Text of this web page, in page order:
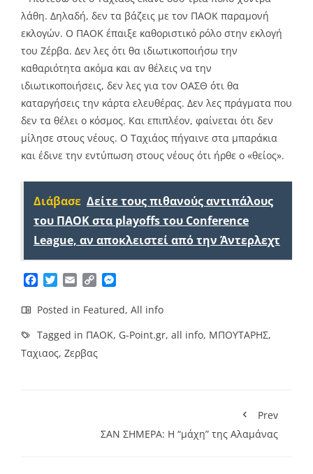
λάθη. Δηλαδή, δεν τα βάζεις με τον ΠΑΟΚ παραμονή
εκλογών. Ο ΠΑΟΚ έπαιξε καθοριστικό ρόλο στην εκλογή
του Ζέρβα. Δεν λες ότι θα ιδιωτικοποιήσω την
καθαριότητα ακόμα και αν θέλεις να την
ιδιωτικοποιήσεις, δεν λες για τον ΟΑΣΘ ότι θα
καταργήσεις την κάρτα ελευθέρας. Δεν λες πράγματα που
δεν τα θέλει ο κόσμος. Και επιπλέον, φαίνεται ότι δεν
μίλησε στους νέους. Ο Ταχιάος πήγαινε στα μπαράκια
και έδινε την εντύπωση στους νέους ότι ήρθε ο «θείος».
Διάβασε Δείτε τους πιθανούς αντιπάλους
του ΠΑΟΚ στα playoffs του Conference
League, αν αποκλειστεί από την Άντερλεχτ
Facebook
TwitterEmailCopy
Posted in Featured, All info
Tagged in ΠΑΟΚ, G-Point.gr, all info, ΜΠΟΥΤΑΡΗΣ,
Ταχιαος, Ζερβας
Prev
ΣΑΝ ΣΗΜΕΡΑ: Η “μάχη” της Αλαμάνας